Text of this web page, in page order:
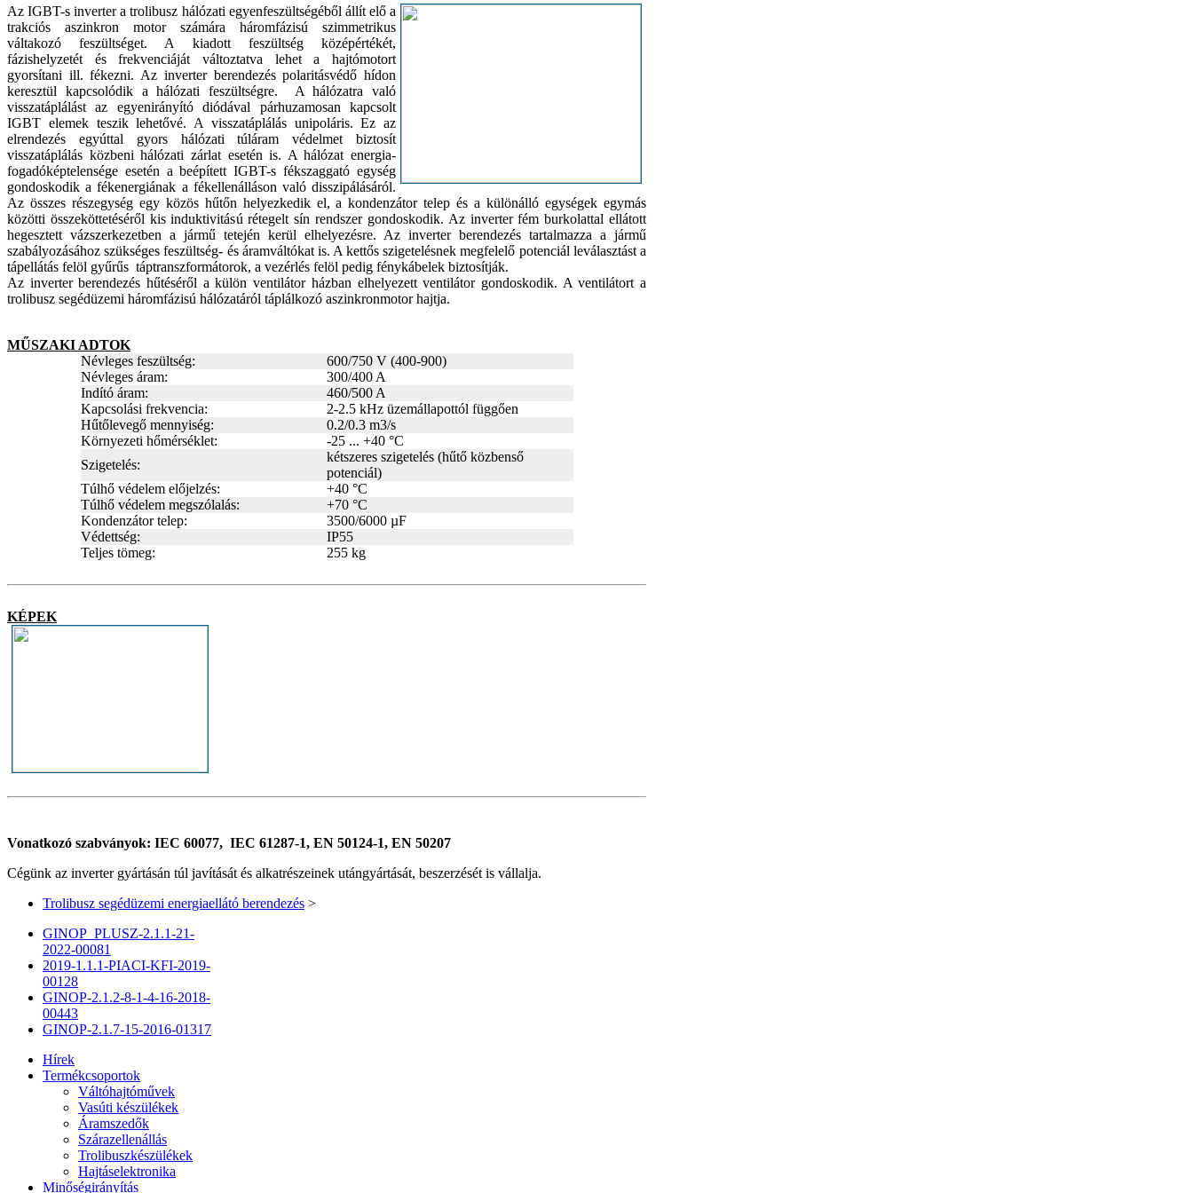
Az IGBT-s inverter a trolibusz hálózati egyenfeszültségéből állít elő a
trakciós aszinkron motor számára háromfázisú szimmetrikus
váltakozó feszültséget. A kiadott feszültség középértékét,
fázishelyzetét és frekvenciáját változtatva lehet a hajtómotort
gyorsítani ill. fékezni. Az inverter berendezés polaritásvédő hídon
keresztül kapcsolódik a hálózati feszültségre. A hálózatra való
visszatáplálást az egyenirányító diódával párhuzamosan kapcsolt
IGBT elemek teszik lehetővé. A visszatáplálás unipoláris. Ez az
elrendezés egyúttal gyors hálózati túláram védelmet biztosít
visszatáplálás közbeni hálózati zárlat esetén is. A hálózat energia-
fogadóképtelensége esetén a beépített IGBT-s fékszaggató egység
gondoskodik a fékenergiának a fékellenálláson való disszipálásáról.
Az összes részegység egy közös hűtőn helyezkedik el, a kondenzátor telep és a különálló egységek egymás
közötti összeköttetéséről kis induktivitású rétegelt sín rendszer gondoskodik. Az inverter fém burkolattal ellátott
hegesztett vázszerkezetben a jármű tetején kerül elhelyezésre. Az inverter berendezés tartalmazza a jármű
szabályozásához szükséges feszültség- és áramváltókat is. A kettős szigetelésnek megfelelő potenciál leválasztást a
tápellátás felöl gyűrűs táptranszformátorok, a vezérlés felöl pedig fénykábelek biztosítják.
Az inverter berendezés hűtéséről a külön ventilátor házban elhelyezett ventilátor gondoskodik. A ventilátort a
trolibusz segédüzemi háromfázisú hálózatáról táplálkozó aszinkronmotor hajtja.
MŰSZAKI ADTOK
Névleges feszültség:
600/750 V (400-900)
Névleges áram:
300/400 A
Indító áram:
460/500 A
Kapcsolási frekvencia:
2-2.5 kHz üzemállapottól függően
Hűtőlevegő mennyiség:
0.2/0.3 m3/s
Környezeti hőmérséklet:
-25 ... +40 °C
Szigetelés:
kétszeres szigetelés (hűtő közbenső
potenciál)
Túlhő védelem előjelzés:
+40 °C
Túlhő védelem megszólalás:
+70 °C
Kondenzátor telep:
3500/6000 µF
Védettség:
IP55
Teljes tömeg:
255 kg
KÉPEK
Vonatkozó szabványok: IEC 60077, IEC 61287-1, EN 50124-1, EN 50207
Cégünk az inverter gyártásán túl javítását és alkatrészeinek utángyártását, beszerzését is vállalja.
Trolibusz segédüzemi energiaellátó berendezés >
GINOP_PLUSZ-2.1.1-21-
2022-00081
2019-1.1.1-PIACI-KFI-2019-
00128
GINOP-2.1.2-8-1-4-16-2018-
00443
GINOP-2.1.7-15-2016-01317
Hírek
Termékcsoportok
Váltóhajtóművek
Vasúti készülékek
Áramszedők
Szárazellenállás
Trolibuszkészülékek
Hajtáselektronika
Minőségirányítás